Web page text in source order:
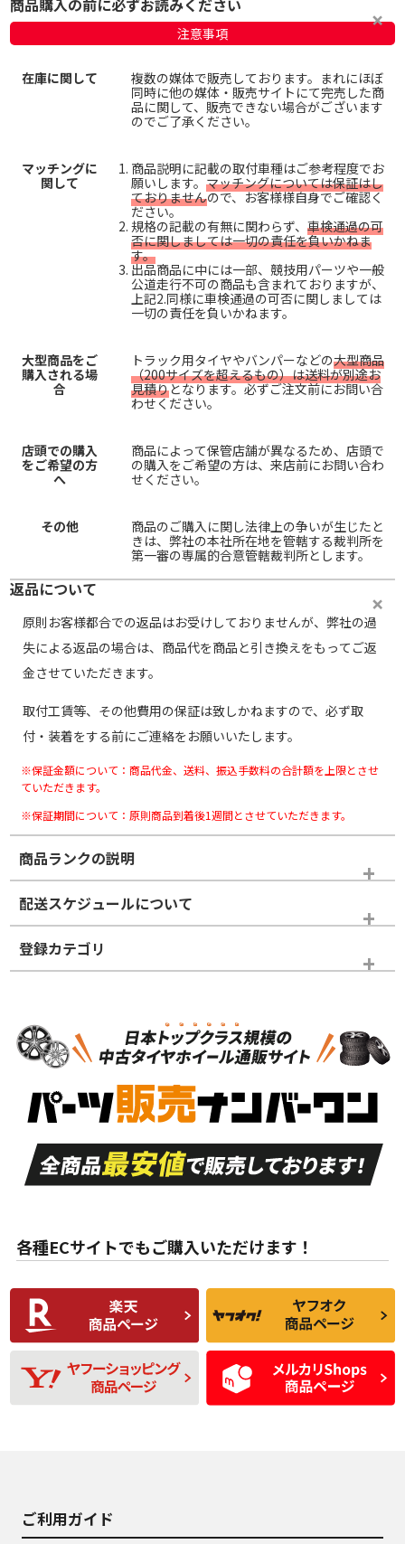
商品購入の前に必ずお読みください
注意事項
在庫に関して
複数の媒体で販売しております。まれにほぼ
同時に他の媒体・販売サイトにて完売した商
品に関して、販売できない場合がございます
のでご了承ください。
マッチングに
関して
商品説明に記載の取付車種はご参考程度でお
願いします。 マッチングについては保証はし
ておりませんので、お客様様自身でご確認く
ださい。
規格の記載の有無に関わらず、 車検通過の可
否に関しましては一切の責任を負いかねま
す。
出品商品に中には一部、競技用パーツや一般
公道走行不可の商品も含まれておりますが、
上記2.同様に車検通過の可否に関しましては
一切の責任を負いかねます。
大型商品をご
購入される場
合
トラック用タイヤやバンパーなどの大型商品
（200サイズを超えるもの）は送料が別途お
見積りとなります。必ずご注文前にお問い合
わせください。
店頭での購入
をご希望の方
へ
商品によって保管店舗が異なるため、店頭で
の購入をご希望の方は、来店前にお問い合わ
せください。
その他
商品のご購入に関し法律上の争いが生じたと
きは、弊社の本社所在地を管轄する裁判所を
第一審の専属的合意管轄裁判所とします。
返品について
原則お客様都合での返品はお受けしておりませんが、弊社の過
失による返品の場合は、商品代を商品と引き換えをもってご返
金させていただきます。
取付工賃等、その他費用の保証は致しかねますので、必ず取
付・装着をする前にご連絡をお願いいたします。
※保証金額について：商品代金、送料、振込手数料の合計額を上限とさせ
ていただきます。
※保証期間について：原則商品到着後1週間とさせていただきます。
商品ランクの説明
※商品ランクは出品者の主観により判断しておりますので、あら
かじめご了承ください。
ホイールランク
S
品）
S
新車外し品（新古
付き
A
走行距離も少なく、
目立つ傷もほとんど
ない中古品
A
走行距離も少なく、
非常に状態の良い中
古品
な中古品
んどない中古品
C
比較的きれいな中古
品
C
られるが、使用に問
題のない中古品
D
使用感や目立つ傷が
あり、一般的な中古
品
D
残り溝も少なく、偏
磨耗がみられ、短期
間使用できるくらい
の中古品
配送スケジュールについて
登録カテゴリ
タイヤホイールセット
各種ECサイトでもご購入いただけます！
ご利用ガイド